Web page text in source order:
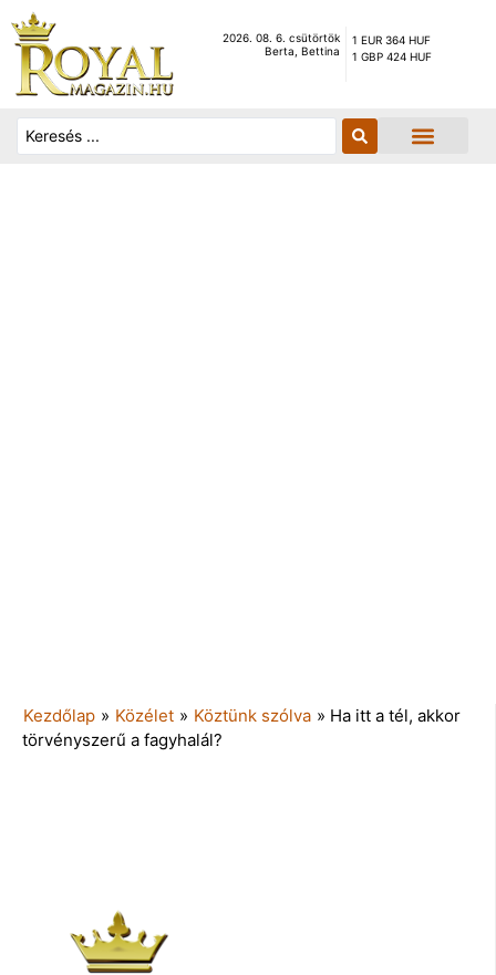
2026. 08. 6. csütörtök
Berta, Bettina
1 EUR 364 HUF
1 GBP 424 HUF
Kezdőlap » Közélet » Köztünk szólva » Ha itt a tél, akkor
törvényszerű a fagyhalál?